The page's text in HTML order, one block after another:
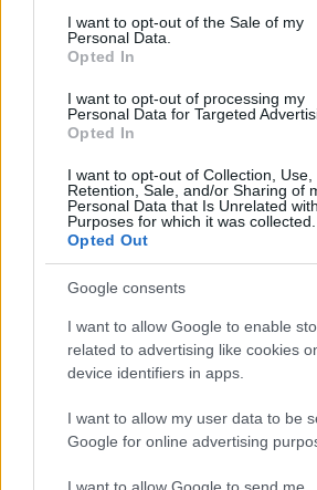
consent section.
I want to opt-out of the Sale of my
Personal Data.
Opted In
I want to opt-out of processing my
Personal Data for Targeted
Opted In
I want to opt-out of Collection, Use,
Retention, Sale, and/or Sharing of
Personal Data that Is Unrelated
Purposes for which it was collected.
Opted Out
Google consents
I want to allow Google to enable
related to advertising like cookies
device identifiers in apps.
I want to allow my user data to be
Google for online advertising
της θέσης σε συγκεκριμένες
της τάξεως των 400 ευρώ.
Μάλιστα έπαιρναν χρήματα
αλλοδαπούς και Ρομά που
δίπλα στις νόμιμες αγορές, με
του κυκλώματος, αφού πρώτα
απαιτούμενα ποσά.
ΡΕΠΟΡΤΑΖ ΘΕΟΔΟΣΗΣ Π.
ΔΙΑΦΗΜΙΣΗ